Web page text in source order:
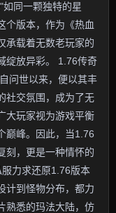
同一颗独特的星
个版本，作为《热血
承载着无数老玩家的
绽放异彩。 1.76传奇
问世以来，便以其丰
社交氛围，成为了无
大玩家视为游戏平衡
巅峰。因此，当1.76
刻，更是一种情怀的
力求还原1.76版本
计到怪物分布，都力
熟悉的玛法大陆，仿